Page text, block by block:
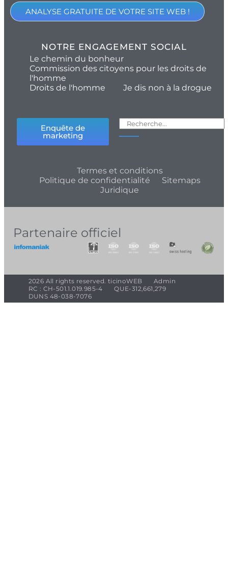
ANALYSE GRATUITE DE VOTRE SITE WEB !
NOTRE ENGAGEMENT SOCIAL
Le chemin du bonheur
Commission des citoyens pour les droits de
l'homme
Droits de l'homme
Je dis non à la drogue
Enquête de
marketing
Termes et conditions
Politique de confidentialité
Sitemaps
Juridique
Partenaire officiel
2026 All rights reserved. ticinoWEB
Admin
RC : CH-501.1.019.985-4
QUE-312,661,279
DUNS 48-038-7076